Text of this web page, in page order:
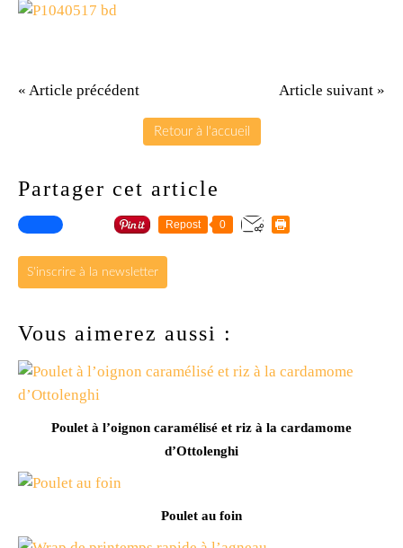
« Article précédent Article suivant »
Retour à l'accueil
Partager cet article
Repost 0
S'inscrire à la newsletter
Vous aimerez aussi :
Poulet à l’oignon caramélisé et riz à la cardamome
d’Ottolenghi
Poulet au foin